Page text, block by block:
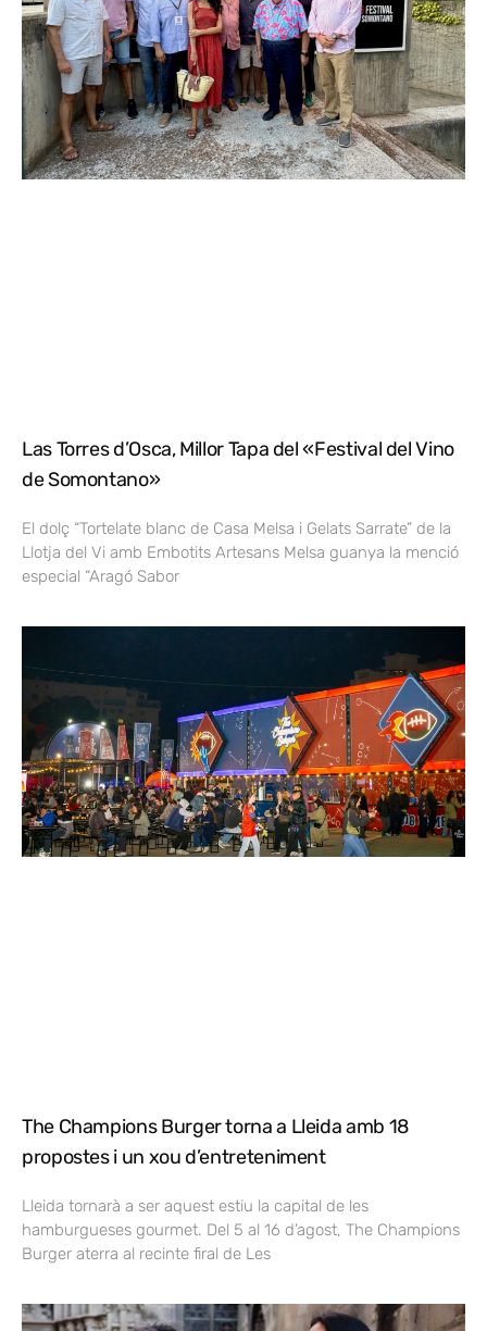
Las Torres d’Osca, Millor Tapa del «Festival del Vino
de Somontano»
El dolç “Tortelate blanc de Casa Melsa i Gelats Sarrate” de la
Llotja del Vi amb Embotits Artesans Melsa guanya la menció
especial “Aragó Sabor
The Champions Burger torna a Lleida amb 18
propostes i un xou d’entreteniment
Lleida tornarà a ser aquest estiu la capital de les
hamburgueses gourmet. Del 5 al 16 d’agost, The Champions
Burger aterra al recinte firal de Les